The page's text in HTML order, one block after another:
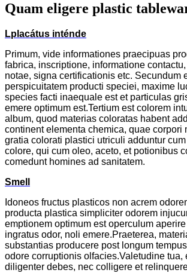
Quam eligere plastic
Lplacátus inténde
Primum, vide informationes praecipuas
fabrica, inscriptione, informatione
notae, signa certificationis etc. Secundum
perspicuitatem producti speciei, maxime
species facti inaequale est et particulas
emere optimum est.Tertium est colorem
album, quod materias coloratas habent
continent elementa chemica, quae corpori
gratia colorati plastici utriculi adduntur
colore, qui cum oleo, aceto, et potionibus
comedunt homines ad sanitatem.
Smell
Idoneos fructus plasticos non acrem
producta plastica simpliciter odorem
emptionem optimum est operculum
ingratus odor, noli emere.Praeterea,
substantias producere post longum
odore corruptionis olfacies.Valetudine tua,
diligenter debes, nec colligere et